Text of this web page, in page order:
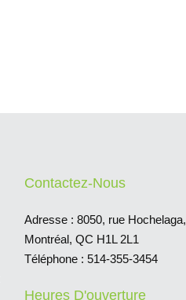
Contactez-Nous
Adresse : 8050, rue Hochelaga,
Montréal, QC H1L 2L1
Téléphone : 514-355-3454
Heures D'ouverture